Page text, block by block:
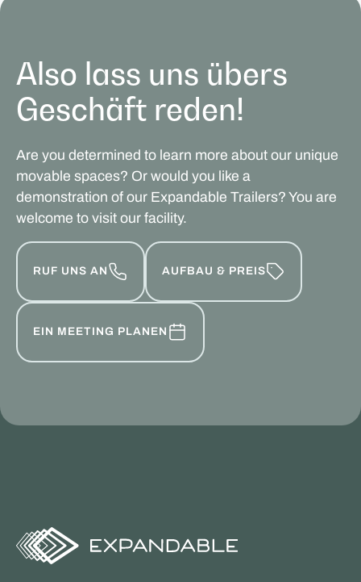
Also lass uns übers
Geschäft reden!
Are you determined to learn more about our unique
movable spaces? Or would you like a
demonstration of our Expandable Trailers? You are
welcome to visit our facility.
RUF UNS AN AUFBAU & PREIS
EIN MEETING PLANEN